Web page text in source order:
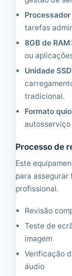
d
a
.
2
G
z
|
tarefas
8GB de RAM
ou
Unidade
tradicional.
Formato
Processo de
Este
para
profissional.
Revisão
Teste de
imagem
Verificação
áudio